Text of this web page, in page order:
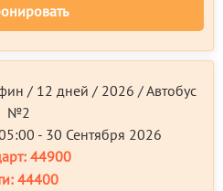
/ 12 дней / 2026 / Автобус
№2
- 30 Сентября 2026
44900
44400